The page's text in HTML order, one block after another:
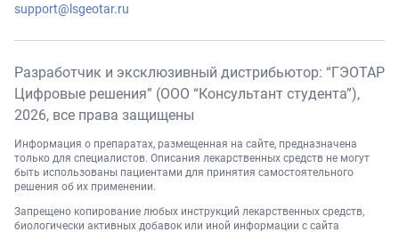
support@lsgeotar.ru
Разработчик и эксклюзивный дистрибьютор: “ГЭОТАР
Цифровые решения” (ООО “Консультант студента”),
2026, все права защищены
Информация о препаратах, размещенная на сайте, предназначена
только для специалистов. Описания лекарственных средств не могут
быть использованы пациентами для принятия самостоятельного
решения об их применении.
Запрещено копирование любых инструкций лекарственных средств,
биологически активных добавок или иной информации с сайта